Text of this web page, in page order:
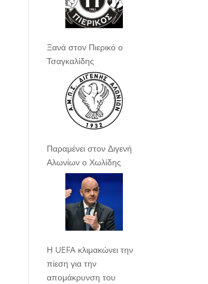
Ξανά στον Πιερικό ο
Τσαγκαλίδης
Παραμένει στον Διγενή
Αλωνίων ο Χωλίδης
Η UEFA κλιμακώνει την
πίεση για την
απομάκρυνση του